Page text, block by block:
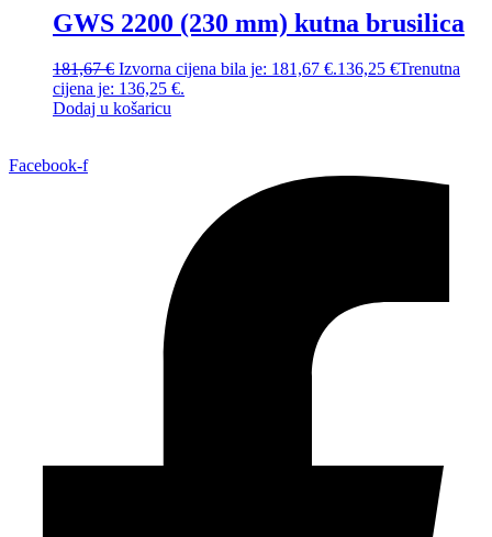
GWS 2200 (230 mm) kutna brusilica
181,67€ Izvorna cijena bila je: 181,67 €.136,25 €Trenutna
cijena je: 136,25 €.
Dodaj u košaricu
Facebook-f